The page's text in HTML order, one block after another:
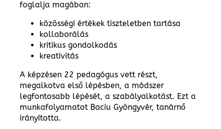
foglalja magában:
közösségi értékek tiszteletben tartása
kollaborálás
kritikus gondolkodás
kreativitás
A képzésen 22 pedagógus vett részt,
megalkotva első lépésben, a módszer
legfontosabb lépését, a szabályalkotást. Ezt a
munkafolyamatot Baciu Gyöngyvér, tanárnő
irányította.